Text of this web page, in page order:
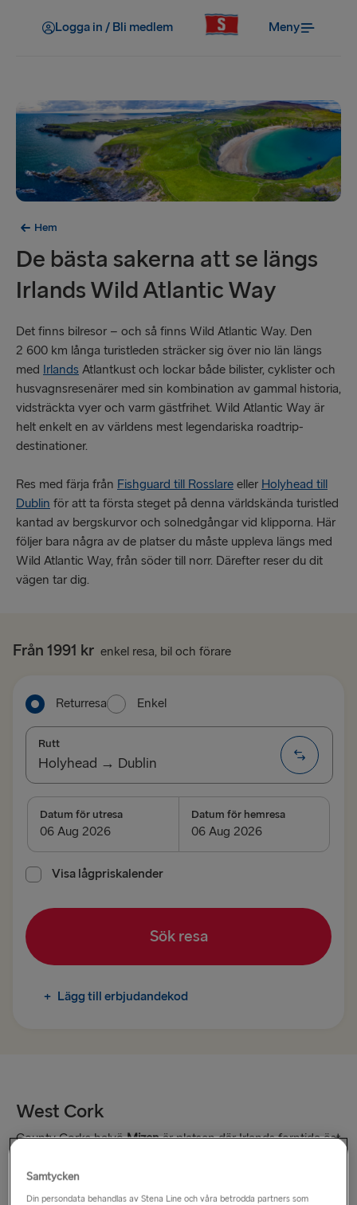
Logga in / Bli medlem Meny
Hem
De bästa sakerna att se längs
Irlands Wild Atlantic Way
Det finns bilresor – och så finns Wild Atlantic Way. Den
2 600 km långa turistleden sträcker sig över nio län längs
med Irlands Atlantkust och lockar både bilister, cyklister och
husvagnsresenärer med sin kombination av gammal historia,
vidsträckta vyer och varm gästfrihet. Wild Atlantic Way är
helt enkelt en av världens mest legendariska roadtrip-
destinationer.
Res med färja från Fishguard till Rosslare eller Holyhead till
Dublin för att ta första steget på denna världskända turistled
kantad av bergskurvor och solnedgångar vid klipporna. Här
följer bara några av de platser du måste uppleva längs med
Wild Atlantic Way, från söder till norr. Därefter reser du dit
vägen tar dig.
Från 1991 kr enkel resa, bil och förare
Returresa Enkel
Rutt
Holyhead → Dublin
Göteborg → Kiel
Trelleborg → Rostock
Kiel → Göteborg
Rostock → Trelleborg
TILL LETTLAND
Datum för utresa Datum för hemresa
Visa lågpriskalender
Sök resa
+ Lägg till erbjudandekod
West Cork
County Corks halvöMizenär platsen där Irlands forntida öst
vacker symbios. Ena stunden förundras du över den antika
stencirkeln i Drombeg eller en vik med kristallklart vatten,
Samtycken
Din persondata behandlas av Stena Line och våra betrodda partners som